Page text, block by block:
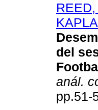
del
anál.
pp.51-